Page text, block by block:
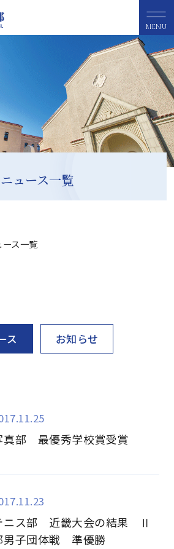
MENU
ニュース一覧
ース一覧
ス お知らせ
真部 最優秀学校賞受賞
ニス部 近畿大会の結果 Ⅱ
男子団体戦 準優勝